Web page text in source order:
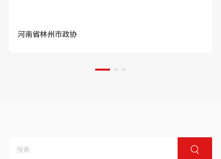
河南省林州市政协